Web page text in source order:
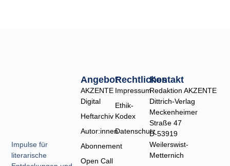
Impulse für
literarische
Rechtliches
Impressum
Ethik-
Kodex
Datenschutz
Angebot
AKZENTE
Digital
Heftarchiv
Autor:innen
Abonnement
Open Call
Kontakt
Redaktion AKZENTE
Dittrich-Verlag
Meckenheimer
Straße 47
D-53919
Weilerswist-
Metternich